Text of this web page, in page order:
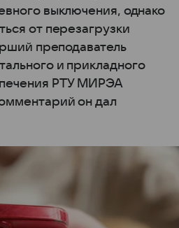
выключения, однако
от перезагрузки
преподаватель
и прикладного
РТУ МИРЭА
он дал